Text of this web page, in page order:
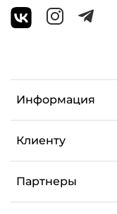
Информация
Клиенту
Партнеры